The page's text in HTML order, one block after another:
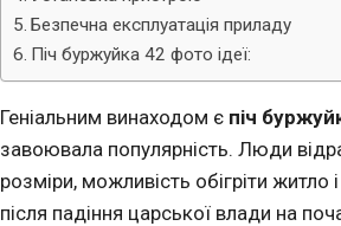
Безпечна експлуатація приладу
Піч буржуйка 42 фото ідеї:
Геніальним винаходом є піч
завоювала популярність. Люди
розміри, можливість обігріти
після падіння царської влади на